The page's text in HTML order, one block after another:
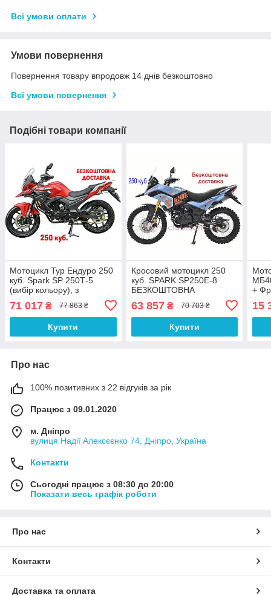
Всі умови оплати
Умови повернення
Повернення товару впродовж 14 днів безкоштовно
Всі умови повернення
Подібні товари компанії
Мотоцикл Тур Ендуро 250
куб. Spark SP 250Т-5
(вибір кольору), з
безкоштовною доставкою
71 017 ₴ 77 863 ₴
Купити
Кросовий мотоцикл 250
куб. SPARK SP250E-8
БЕЗКОШТОВНА
63 857₴ 70 703 ₴
Купити
+
15
Про нас
100% позитивних з 22 відгуків за рік
Працює з 09.01.2020
м. Дніпро
вулиця Надії Алексєєнко 74, Дніпро, Україна
Контакти
Сьогодні працює з 08:30 до 20:00
Показати весь графік роботи
Про нас
Контакти
Доставка та оплата